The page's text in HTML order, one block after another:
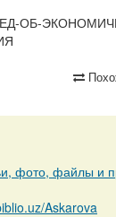
ОБ-
фото, файлы и
Askarova